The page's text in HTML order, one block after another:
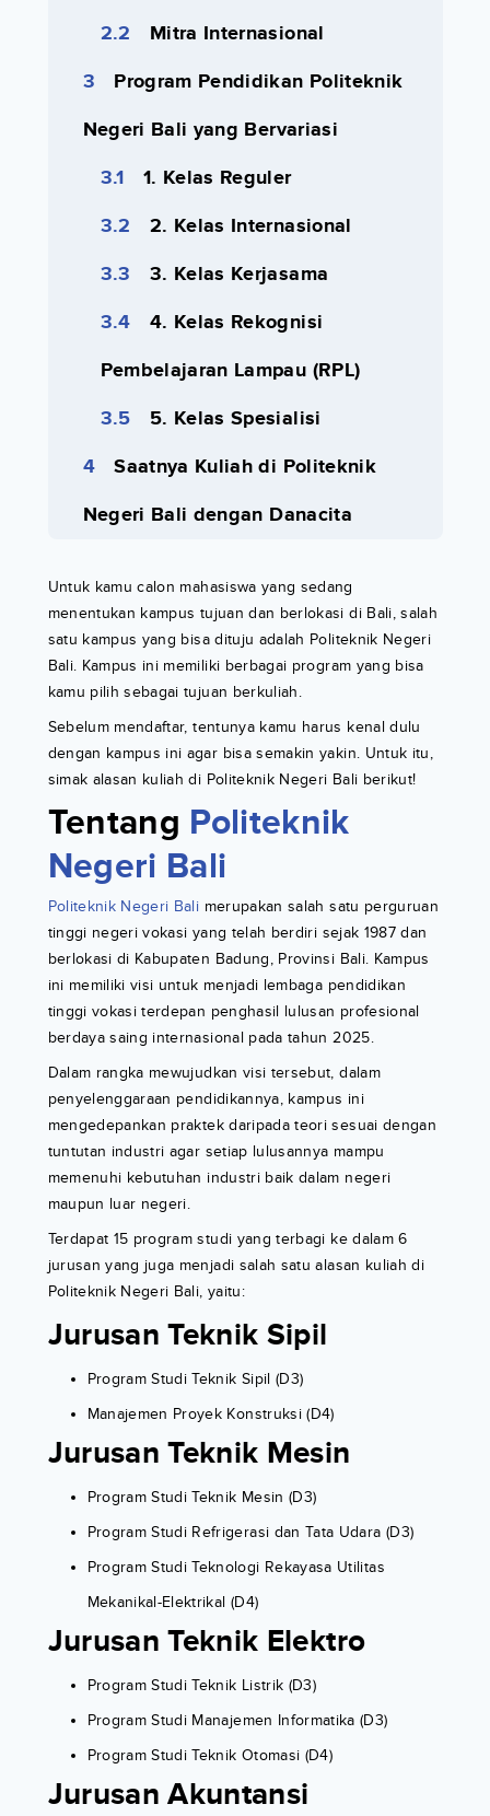
Mitra Internasional
Program Pendidikan Politeknik
Negeri Bali yang Bervariasi
1. Kelas Reguler
2. Kelas Internasional
3. Kelas Kerjasama
4. Kelas Rekognisi
Pembelajaran Lampau (RPL)
5. Kelas Spesialisi
Saatnya Kuliah di Politeknik
Negeri Bali dengan Danacita
Untuk kamu calon mahasiswa yang sedang
menentukan kampus tujuan dan berlokasi di Bali, salah
satu kampus yang bisa dituju adalah Politeknik Negeri
Bali. Kampus ini memiliki berbagai program yang bisa
kamu pilih sebagai tujuan berkuliah.
Sebelum mendaftar, tentunya kamu harus kenal dulu
dengan kampus ini agar bisa semakin yakin. Untuk itu,
simak alasan kuliah di Politeknik Negeri Bali berikut!
Tentang Politeknik
Negeri Bali
Politeknik Negeri Bali merupakan salah satu perguruan
tinggi negeri vokasi yang telah berdiri sejak 1987 dan
berlokasi di Kabupaten Badung, Provinsi Bali. Kampus
ini memiliki visi untuk menjadi lembaga pendidikan
tinggi vokasi terdepan penghasil lulusan profesional
berdaya saing internasional pada tahun 2025.
Dalam rangka mewujudkan visi tersebut, dalam
penyelenggaraan pendidikannya, kampus ini
mengedepankan praktek daripada teori sesuai dengan
tuntutan industri agar setiap lulusannya mampu
memenuhi kebutuhan industri baik dalam negeri
maupun luar negeri.
Terdapat 15 program studi yang terbagi ke dalam 6
jurusan yang juga menjadi salah satu alasan kuliah di
Politeknik Negeri Bali, yaitu:
Jurusan Teknik Sipil
Program Studi Teknik Sipil (D3)
Manajemen Proyek Konstruksi (D4)
Jurusan Teknik Mesin
Program Studi Teknik Mesin (D3)
Program Studi Refrigerasi dan Tata Udara (D3)
Program Studi Teknologi Rekayasa Utilitas
Mekanikal-Elektrikal (D4)
Jurusan Teknik Elektro
Program Studi Teknik Listrik (D3)
Program Studi Manajemen Informatika (D3)
Program Studi Teknik Otomasi (D4)
Jurusan Akuntansi